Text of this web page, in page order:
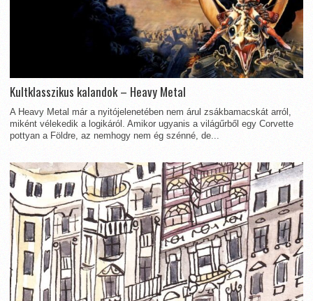
Kultklasszikus kalandok – Heavy Metal
A Heavy Metal már a nyitójelenetében nem árul zsákbamacskát arról,
miként vélekedik a logikáról. Amikor ugyanis a világűrből egy Corvette
pottyan a Földre, az nemhogy nem ég szénné, de...